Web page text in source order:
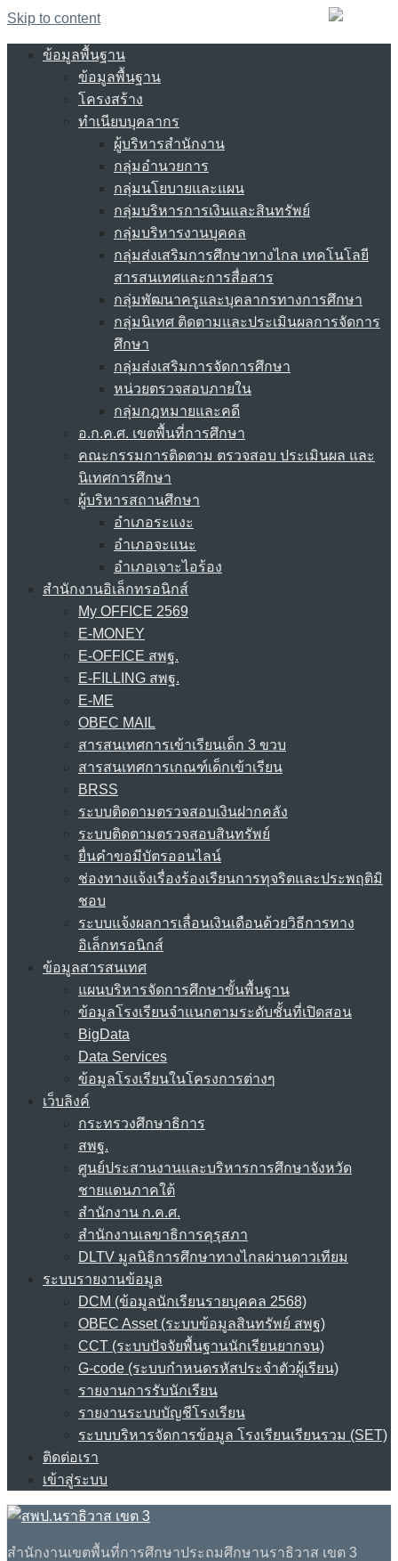
Skip to content
ข้อมูลพื้นฐาน
ข้อมูลพื้นฐาน
โครงสร้าง
ทำเนียบบุคลากร
ผู้บริหารสำนักงาน
กลุ่มอำนวยการ
กลุ่มนโยบายและแผน
กลุ่มบริหารการเงินและสินทรัพย์
กลุ่มบริหารงานบุคคล
กลุ่มส่งเสริมการศึกษาทางไกล เทคโนโลยี
สารสนเทศและการสื่อสาร
กลุ่มพัฒนาครูและบุคลากรทางการศึกษา
กลุ่มนิเทศ ติดตามและประเมินผลการจัดการ
ศึกษา
กลุ่มส่งเสริมการจัดการศึกษา
หน่วยตรวจสอบภายใน
กลุ่มกฎหมายและคดี
อ.ก.ค.ศ. เขตพื้นที่การศึกษา
คณะกรรมการติดตาม ตรวจสอบ ประเมินผล และ
นิเทศการศึกษา
ผู้บริหารสถานศึกษา
อำเภอระแงะ
อำเภอจะแนะ
อำเภอเจาะไอร้อง
สำนักงานอิเล็กทรอนิกส์
My OFFICE 2569
E-MONEY
E-OFFICE สพฐ.
E-FILLING สพฐ.
E-ME
OBEC MAIL
สารสนเทศการเข้าเรียนเด็ก 3 ขวบ
สารสนเทศการเกณฑ์เด็กเข้าเรียน
BRSS
ระบบติดตามตรวจสอบเงินฝากคลัง
ระบบติดตามตรวจสอบสินทรัพย์
ยื่นคำขอมีบัตรออนไลน์
ช่องทางแจ้งเรื่องร้องเรียนการทุจริตและประพฤติมิ
ชอบ
ระบบแจ้งผลการเลื่อนเงินเดือนด้วยวิธีการทาง
อิเล็กทรอนิกส์
ข้อมูลสารสนเทศ
แผนบริหารจัดการศึกษาขั้นพื้นฐาน
ข้อมูลโรงเรียนจำแนกตามระดับชั้นที่เปิดสอน
BigData
Data Services
ข้อมูลโรงเรียนในโครงการต่างๆ
เว็บลิงค์
กระทรวงศึกษาธิการ
สพฐ.
ศูนย์ประสานงานและบริหารการศึกษาจังหวัด
ชายแดนภาคใต้
สำนักงาน ก.ค.ศ.
สำนักงานเลขาธิการคุรุสภา
DLTV มูลนิธิการศึกษาทางไกลผ่านดาวเทียม
ระบบรายงานข้อมูล
DCM (ข้อมูลนักเรียนรายบุคคล 2568)
OBEC Asset (ระบบข้อมูลสินทรัพย์ สพฐ)
CCT (ระบบปัจจัยพื้นฐานนักเรียนยากจน)
G-code (ระบบกำหนดรหัสประจำตัวผู้เรียน)
รายงานการรับนักเรียน
รายงานระบบบัญชีโรงเรียน
ระบบบริหารจัดการข้อมูล โรงเรียนเรียนรวม (SET)
ติดต่อเรา
เข้าสู่ระบบ
สำนักงานเขตพื้นที่การศึกษาประถมศึกษานราธิวาส เขต 3